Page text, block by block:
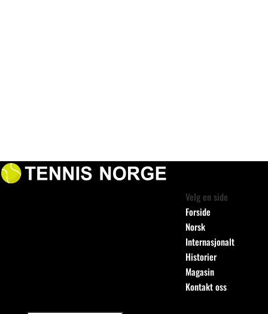
Velg en side
Forside
Norsk
Internasjonalt
Historier
Magasin
Kontakt oss